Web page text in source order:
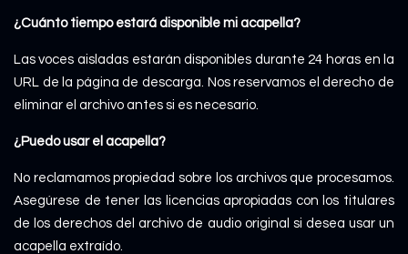
¿Cuánto tiempo estará disponible mi acapella?
Las voces aisladas estarán disponibles durante 24 horas en la
URL de la página de descarga. Nos reservamos el derecho de
eliminar el archivo antes si es necesario.
¿Puedo usar el acapella?
No reclamamos propiedad sobre los archivos que procesamos.
Asegúrese de tener las licencias apropiadas con los titulares
de los derechos del archivo de audio original si desea usar un
acapella extraído.